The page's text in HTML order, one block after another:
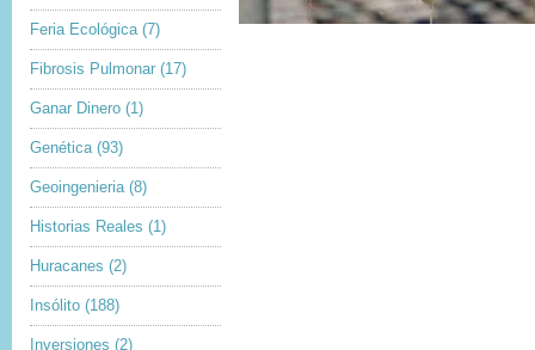
Feria Ecológica (7)
Fibrosis Pulmonar (17)
Ganar Dinero (1)
Genética (93)
Geoingenieria (8)
Historias Reales (1)
Huracanes (2)
Insólito (188)
Inversiones (2)